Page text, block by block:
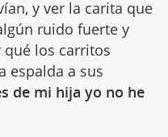
y ver la carita que
ruido fuerte y
qué los carritos
espalda a sus
de mi hija yo no he